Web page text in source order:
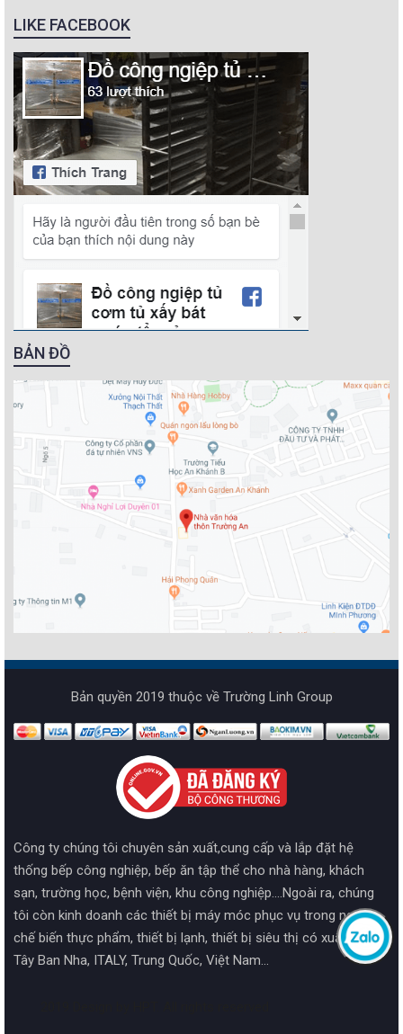
LIKE FACEBOOK
BẢN ĐỒ
Bản quyền 2019 thuộc về Trường Linh Group
Công ty chúng tôi chuyên sản xuất,cung cấp và lắp đặt hệ
thống bếp công nghiệp, bếp ăn tập thể cho nhà hàng, khách
sạn, trường học, bệnh viện, khu công nghiệp....Ngoài ra, chúng
tôi còn kinh doanh các thiết bị máy móc phục vụ trong ngành
chế biến thực phẩm, thiết bị lạnh, thiết bị siêu thị có xuất xứ từ
Tây Ban Nha, ITALY, Trung Quốc, Việt Nam...